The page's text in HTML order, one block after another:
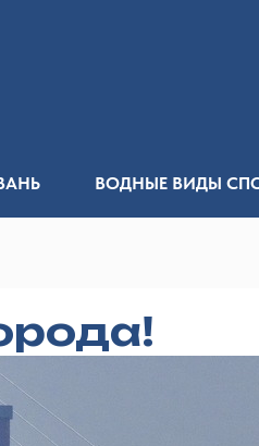
ВОДНЫЕ ВИДЫ